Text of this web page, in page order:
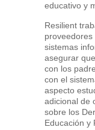
educativo y
Resilient
sistemas
asegurar
con los
con el
aspecto
adicional de
sobre los
Educación y